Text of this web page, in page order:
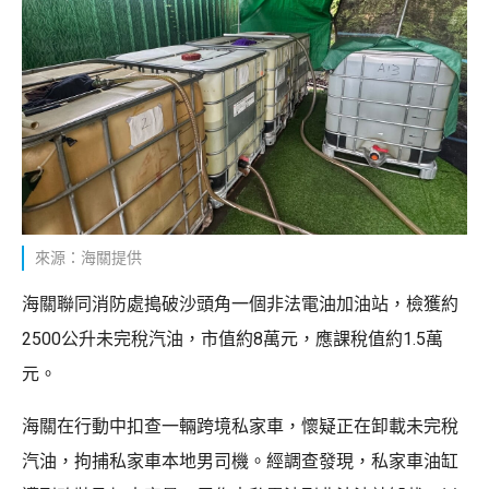
來源：海關提供
海關聯同消防處搗破沙頭角一個非法電油加油站，檢獲約
2500公升未完稅汽油，市值約8萬元，應課稅值約1.5萬
元。
海關在行動中扣查一輛跨境私家車，懷疑正在卸載未完稅
汽油，拘捕私家車本地男司機。經調查發現，私家車油缸